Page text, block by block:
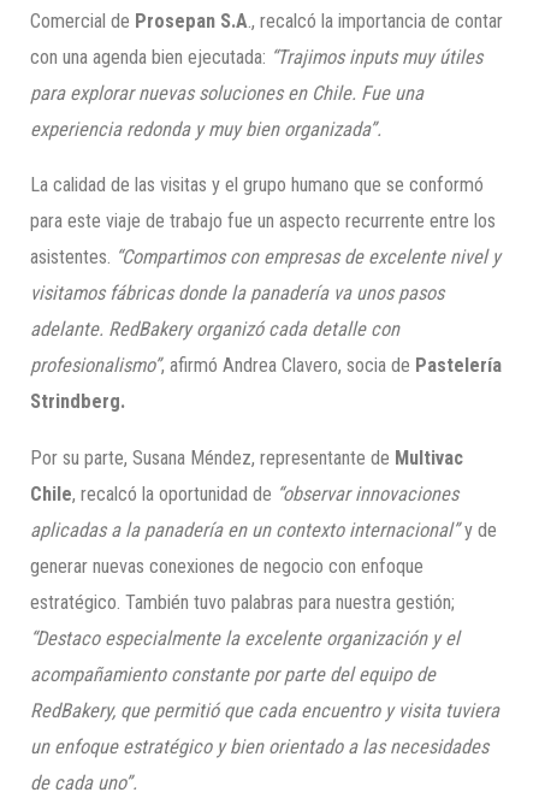
Comercial de Prosepan S.A., recalcó la importancia de contar
con una agenda bien ejecutada: “Trajimos inputs muy útiles
para explorar nuevas soluciones en Chile. Fue una
experiencia redonda y muy bien organizada”.
La calidad de las visitas y el grupo humano que se conformó
para este viaje de trabajo fue un aspecto recurrente entre los
asistentes. “Compartimos con empresas de excelente nivel y
visitamos fábricas donde la panadería va unos pasos
adelante. RedBakery organizó cada detalle con
profesionalismo”, afirmó Andrea Clavero, socia de Pastelería
Strindberg.
Por su parte, Susana Méndez, representante de Multivac
Chile, recalcó la oportunidad de “observar innovaciones
aplicadas a la panadería en un contexto internacional”y de
generar nuevas conexiones de negocio con enfoque
estratégico. También tuvo palabras para nuestra gestión;
“Destaco especialmente la excelente organización y el
acompañamiento constante por parte del equipo de
RedBakery, que permitió que cada encuentro y visita tuviera
un enfoque estratégico y bien orientado a las necesidades
de cada uno”.